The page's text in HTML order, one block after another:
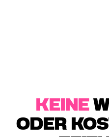
KEINE
ODER